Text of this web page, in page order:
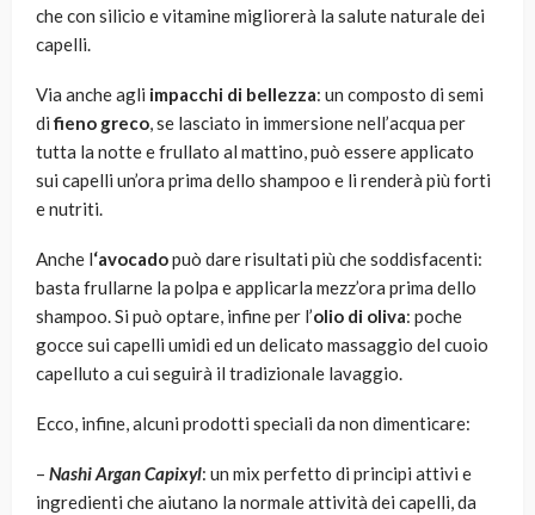
che con silicio e vitamine migliorerà la salute naturale dei
capelli.
Via anche agli impacchi di bellezza: un composto di semi
difieno greco, se lasciato in immersione nell’acqua per
tutta la notte e frullato al mattino, può essere applicato
sui capelli un’ora prima dello shampoo e li renderà più forti
e nutriti.
Anche l‘avocadopuò dare risultati più che soddisfacenti:
basta frullarne la polpa e applicarla mezz’ora prima dello
shampoo. Si può optare, infine per l’olio di oliva: poche
gocce sui capelli umidi ed un delicato massaggio del cuoio
capelluto a cui seguirà il tradizionale lavaggio.
Ecco, infine, alcuni prodotti speciali da non dimenticare:
– Nashi Argan Capixyl: un mix perfetto di principi attivi e
ingredienti che aiutano la normale attività dei capelli, da